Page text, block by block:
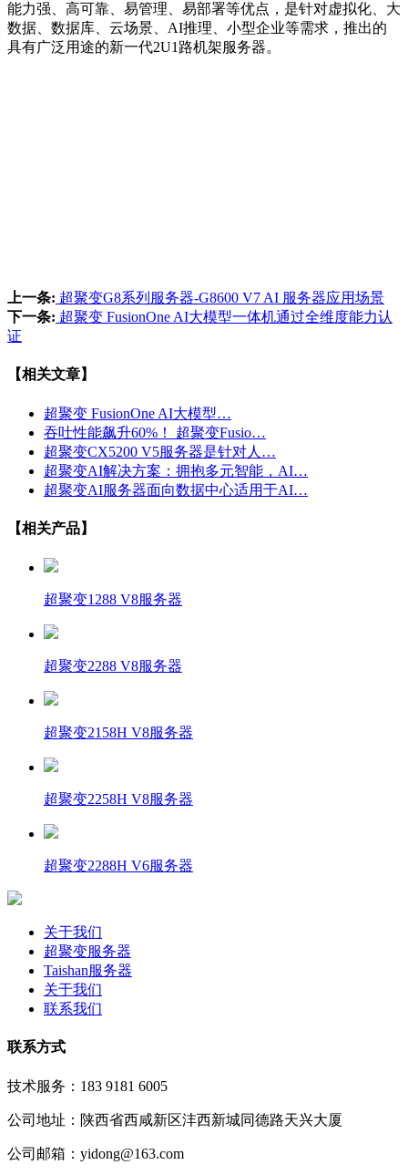
能力强、高可靠、易管理、易部署等优点，是针对虚拟化、大
数据、数据库、云场景、AI推理、小型企业等需求，推出的
具有广泛用途的新一代2U1路机架服务器。
上一条: 超聚变G8系列服务器-G8600 V7 AI 服务器应用场景
下一条: 超聚变 FusionOne AI大模型一体机通过全维度能力认
证
【相关文章】
超聚变 FusionOne AI大模型…
吞吐性能飙升60%！ 超聚变Fusio…
超聚变CX5200 V5服务器是针对人…
超聚变AI解决方案：拥抱多元智能，AI…
超聚变AI服务器面向数据中心适用于AI…
【相关产品】
超聚变1288 V8服务器
超聚变2288 V8服务器
超聚变2158H V8服务器
超聚变2258H V8服务器
超聚变2288H V6服务器
关于我们
超聚变服务器
Taishan服务器
关于我们
联系我们
联系方式
技术服务：183 9181 6005
公司地址：陕西省西咸新区沣西新城同德路天兴大厦
公司邮箱：yidong@163.com